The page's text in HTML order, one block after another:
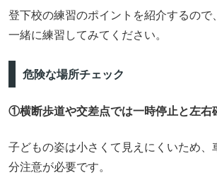
登下校の練習のポイントを紹介するので
一緒に練習してみてください。
危険な場所チェック
①横断歩道や交差点では一時停止と左右
子どもの姿は小さくて見えにくいため、
分注意が必要です。